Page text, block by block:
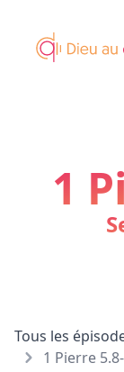
1
Tous les
1 Pierre